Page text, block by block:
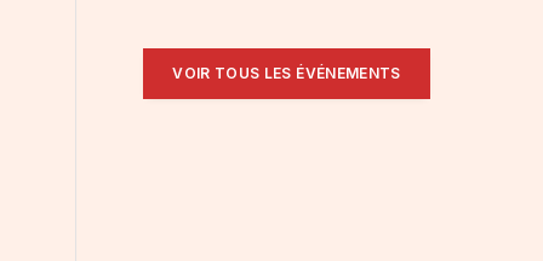
VOIR TOUS LES ÉVÉNEMENTS